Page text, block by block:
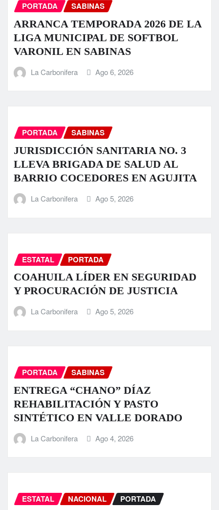
PORTADA SABINAS
ARRANCA TEMPORADA 2026 DE LA
LIGA MUNICIPAL DE SOFTBOL
VARONIL EN SABINAS
La Carbonifera Ago 6, 2026
PORTADA SABINAS
JURISDICCIÓN SANITARIA NO. 3
LLEVA BRIGADA DE SALUD AL
BARRIO COCEDORES EN AGUJITA
La Carbonifera Ago 5, 2026
ESTATAL PORTADA
COAHUILA LÍDER EN SEGURIDAD
Y PROCURACIÓN DE JUSTICIA
La Carbonifera Ago 5, 2026
PORTADA SABINAS
ENTREGA “CHANO” DÍAZ
REHABILITACIÓN Y PASTO
SINTÉTICO EN VALLE DORADO
La Carbonifera Ago 4, 2026
ESTATAL NACIONAL PORTADA